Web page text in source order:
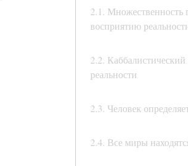
2.1. Множественность
восприятию
2.2.
реальности
2.3. Человек
2.4. Все миры